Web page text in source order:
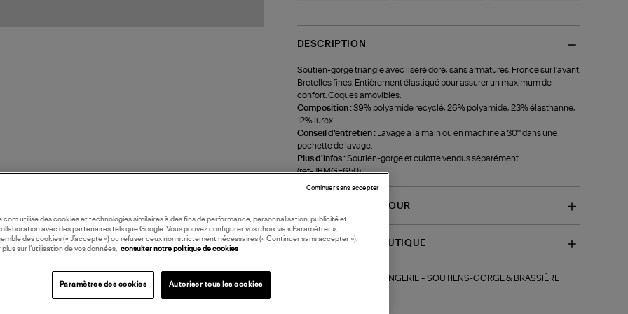
DESCRIPTION
Soutien-gorge triangle avec liseré doré, sans armatures. Fronce sur l'avant.
Bretelles fines. Entièrement élastiqué pour assurer un maximum de
confort. Coques amovibles.
Composition :39% polyamide recyclé, 26% polyamide, 23% élasthanne,
12% lurex.
Conseil d'entretien :
Lavage à la main ou en machine à 30° dans une
pochette de lavage.
Plus d'infos :Soutien-gorge et culotte vendus séparément.
(ref-JBMGE650)
LIVRAISON ET RETOUR
DISPONIBILITÉ BOUTIQUE
LINGERIE- SOUTIENS-GORGE & BRASSIÈRE
utilise des cookies et technologies similaires à des fins de performance, personnalisation, publicité et
avec des partenaires tels que Google. Vous pouvez configurer vos choix via « Paramétrer »,
des cookies (« J’accepte ») ou refuser ceux non strictement nécessaires (« Continuer sans accepter »).
plus sur l’utilisation de vos données,
consulter notre politique de cookies
Paramètres des cookies Autoriser tous les cookies
Continuer sans accepter